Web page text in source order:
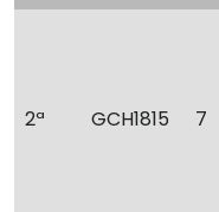
2ª GCH1815 7